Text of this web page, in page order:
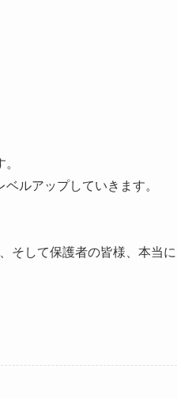
ルアップしていきます。
そして保護者の皆様、本当に